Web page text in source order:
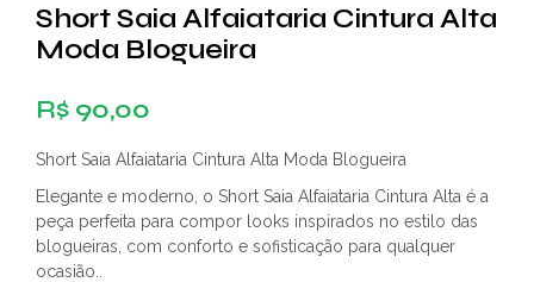
Short Saia Alfaiataria Cintura Alta
Moda Blogueira
R$ 90,00
Short Saia Alfaiataria Cintura Alta Moda Blogueira
Elegante e moderno, o Short Saia Alfaiataria Cintura Alta é a
peça perfeita para compor looks inspirados no estilo das
blogueiras, com conforto e sofisticação para qualquer
ocasião..